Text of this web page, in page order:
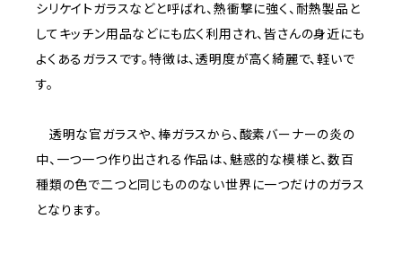
シリケイトガラスなどと呼ばれ、熱衝撃に強く、耐熱製品と
してキッチン用品などにも広く利用され、皆さんの身近にも
よくあるガラスです。特徴は、透明度が高く綺麗で、軽いで
す。
透明な官ガラスや、棒ガラスから、酸素バーナーの炎の
中、一つ一つ作り出される作品は、魅惑的な模様と、数百
種類の色で二つと同じもののない世界に一つだけのガラス
となります。